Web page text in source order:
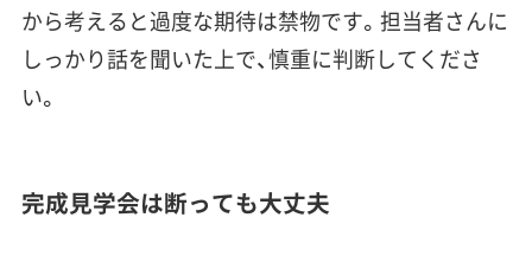
から考えると過度な期待は禁物です。担当者さんに
しっかり話を聞いた上で、慎重に判断してくださ
い。
完成見学会は断っても大丈夫